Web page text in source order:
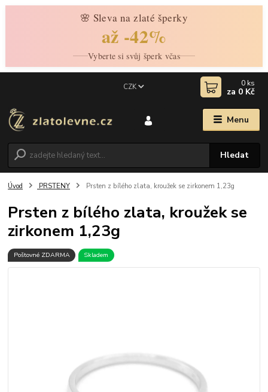
🌸 Sleva na zlaté šperky
až -42%
Vyberte si svůj šperk včas
Menu
CZK
Hledat
0 ks
za 0 Kč
Úvod PRSTENY Prsten z bílého zlata, kroužek se zirkonem 1,23g
Prsten z bílého zlata, kroužek se
zirkonem 1,23g
Poštovné ZDARMA Skladem